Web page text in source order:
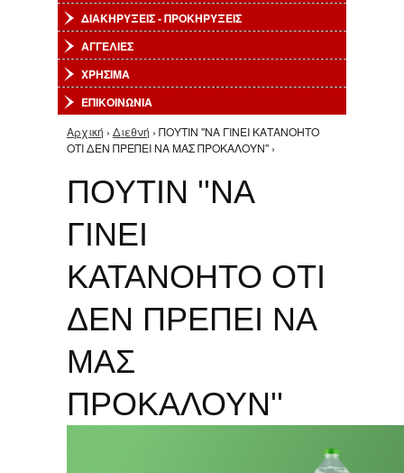
ΔΙΑΚΗΡΥΞΕΙΣ - ΠΡΟΚΗΡΥΞΕΙΣ
ΑΓΓΕΛΙΕΣ
ΧΡΗΣΙΜΑ
ΕΠΙΚΟΙΝΩΝΙΑ
Είστε εδώ
Αρχική › Διεθνή › ΠΟΥΤΙΝ ''ΝΑ ΓΙΝΕΙ ΚΑΤΑΝΟΗΤΟ
ΟΤΙ ΔΕΝ ΠΡΕΠΕΙ ΝΑ ΜΑΣ ΠΡΟΚΑΛΟΥΝ'' ›
ΠΟΥΤΙΝ ''ΝΑ
ΓΙΝΕΙ
ΚΑΤΑΝΟΗΤΟ ΟΤΙ
ΔΕΝ ΠΡΕΠΕΙ ΝΑ
ΜΑΣ
ΠΡΟΚΑΛΟΥΝ''